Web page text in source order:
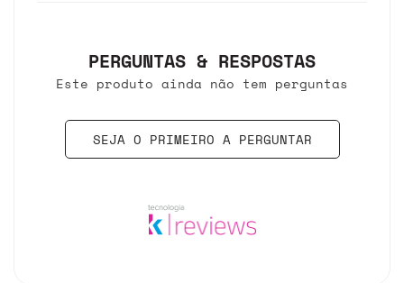
PERGUNTAS & RESPOSTAS
Este produto ainda não tem perguntas
SEJA O PRIMEIRO A PERGUNTAR